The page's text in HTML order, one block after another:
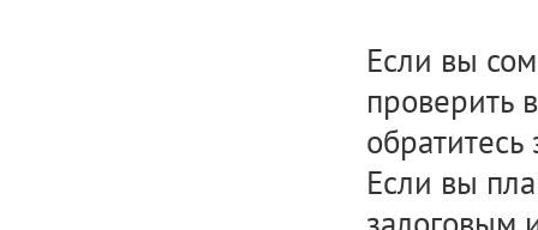
Если вы
проверить
Если вы